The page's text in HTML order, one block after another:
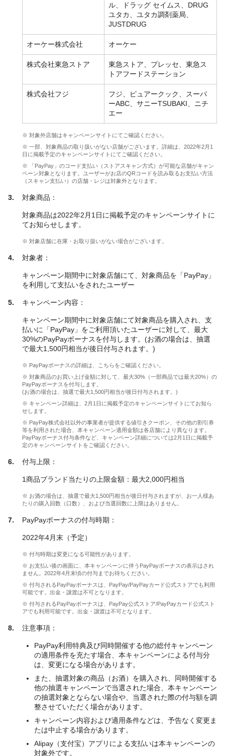
ル、ドラッグ セイムス、DRUG
ユタカ、ユタカ調剤薬局、
JUSTDRUG
オーケー株式会社 オーケー
株式会社東急ストア
東急ストア、プレッセ、東急ス
トアフードステーション
株式会社フジ
フジ、ピュアークック、スーパ
ーABC、サニーTSUBAKI、ニチ
エー
※ 対象外店舗はキャンペーンサイトにてご確認ください。
※ 一部、対象商品の取り扱いがない店舗がございます。詳細は、2022年2月1
日に掲載予定のキャンペーンサイトにてご確認ください。
※ 「PayPay」のコード支払い（ストアスキャン方式）が可能な店舗がキャン
ペーン対象となります。ユーザーがお店のQRコードを読み取るお支払い方法
（スキャン支払い）の店舗・レジは対象外となります。
対象商品：
対象商品は2022年2月1日に掲載予定のキャンペーンサイトに
てお知らせします。
※ 対象店舗に在庫・お取り扱いがない場合がございます。
対象者：
キャンペーン期間中に対象店舗にて、対象商品を「PayPay」
を利用して支払いをされたユーザー
キャンペーン内容：
キャンペーン期間中に対象店舗にて対象商品を購入され、支
払いに「PayPay」をご利用頂いたユーザーに対して、最大
30%のPayPayボーナスを付与します。(お酒の場合は、抽選
で最大1,500円相当が後日付与されます。)
※ PayPayボーナスの詳細は、こちらをご確認ください。
※ 対象商品のお買い上げ金額に対して、最大30%（一部商品では最大20%）の
PayPayボーナスを付与します。
(お酒の場合は、抽選で最大1,500円相当が後日付与されます。)
※ キャンペーン詳細は、2月1日に掲載予定のキャンペーンサイトにてお知ら
せします。
※ PayPay株式会社以外の事業者が提供する値引きクーポン、その他の割引券
等を利用された場合、本キャンペーン適用金額は各店舗により異なります。
PayPayボーナス付与条件など、キャンペーン詳細については2月1日に掲載予
定のキャンペーンサイトをご確認ください。
付与上限：
1商品ブランド当たりの上限金額：最大2,000円相当
※ お酒の場合は、抽選で最大1,500円相当が後日付与されますが、お一人様あ
たりの購入回数（口数）、および当選回数に上限はありません。
PayPayボーナスの付与時期：
2022年4月末（予定）
※ 付与時期は変更になる可能性があります。
※ お支払い後の画面に、本キャンペーンに伴うPayPayボーナスの表示はされ
ません。2022年4月末頃の付与までお待ちください。
※ 付与されるPayPayボーナスは、PayPay/PayPayカード公式ストアでも利用
可能です。出金・譲渡は不可となります。
※ 付与されるPayPayボーナスは、PayPay公式ストア/PayPayカード公式スト
アでも利用可能です。出金・譲渡は不可となります。
注意事項：
PayPay利用特典及び同時開催する他の総付キャンペーン
の適用条件を充たす場合、本キャンペーンによる付与分
は、変更になる場合があります。
また、抽選対象の商品（お酒）を購入され、同時開催する
他の抽選キャンペーンで当選された場合、本キャンペーン
の抽選対象とならない場合や、当選された際の付与額を調
整させていただく場合があります。
キャンペーン内容および適用条件などは、予告なく変更ま
たは中止する場合があります。
Alipay（支付宝）アプリによる支払いは本キャンペーンの
対象外です。